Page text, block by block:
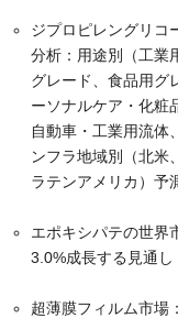
ジプロピレングリコ
分析：用途別（工業
グレード、食品用グ
ーソナルケア・化粧
自動車・工業用流体
ンフラ地域別（北米
ラテンアメリカ）予
エポキシパテの世界
3.0%成長する見通し
超薄膜フィルム市場